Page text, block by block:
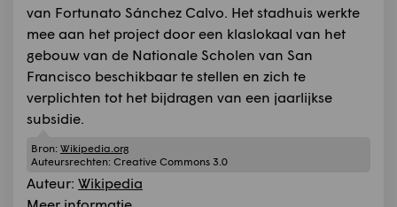
van Fortunato Sánchez Calvo. Het stadhuis werkte
mee aan het project door een klaslokaal van het
gebouw van de Nationale Scholen van San
Francisco beschikbaar te stellen en zich te
verplichten tot het bijdragen van een jaarlijkse
subsidie.
Bron: Wikipedia.org
Auteursrechten: Creative Commons 3.0
Auteur: Wikipedia